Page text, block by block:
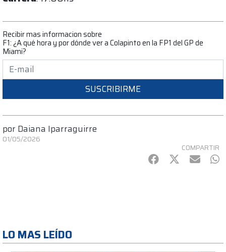
Recibir mas informacion sobre
F1: ¿A qué hora y por dónde ver a Colapinto en la FP1 del GP de
Miami?
SUSCRIBIRME
por Daiana Iparraguirre
01/05/2026
COMPARTIR
Facebook
Twitter
mail
LO MAS LEÍDO